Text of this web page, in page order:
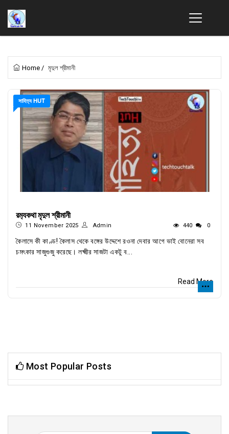
Home / মৃদুল শ্রীমানী
সাহিত্য HUT
রম‍্যকথা মৃদুল শ্রীমানী
11 November 2025 Admin 440 0
কৈলাসে কী কাণ্ড! কৈলাস থেকে বঙ্গের উদ্দেশে র‌ওনা দেবার আগে ভাই বোনেরা সব
চমৎকার সাজুগুজু করেছে। লক্ষ্মীর সাজটা একটু ব...
Read More
Most Popular Posts